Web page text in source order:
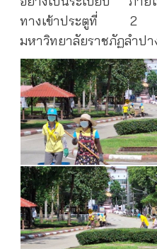
ทางเข้าประตูที่ 2 จ
มหาวิทยาลัยราชภัฏลำปา